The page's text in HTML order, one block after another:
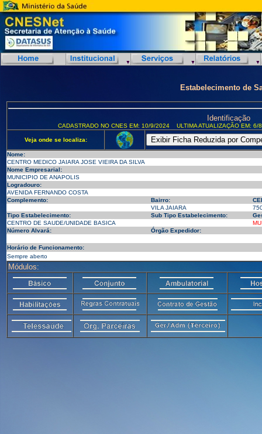
Estabelecimento de
Identificação
CADASTRADO NO CNES EM: 10/9/2024 ULTIMA ATUALIZAÇÃO EM:
Veja onde se localiza:
Nome:
CENTRO MEDICO JAIARA JOSE VIEIRA DA SILVA
Nome Empresarial:
MUNICIPIO DE ANAPOLIS
Logradouro:
AVENIDA FERNANDO COSTA
Complemento:
Bairro:
VILA JAIARA
Tipo Estabelecimento:
Sub Tipo Estabelecimento:
CENTRO DE SAUDE/UNIDADE BASICA
Número Alvará:
Órgão Expedidor:
Horário de Funcionamento:
Sempre aberto
Módulos: